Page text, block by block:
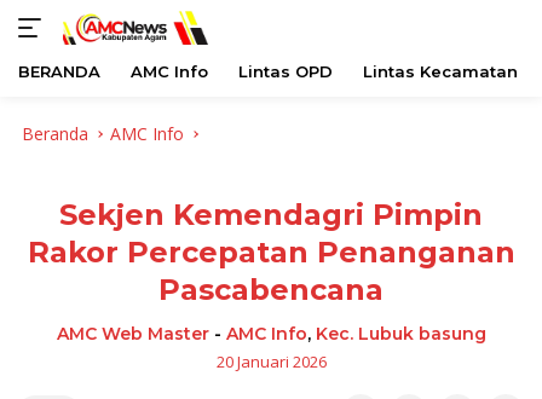
BERANDA AMC Info Lintas OPD Lintas Kecamatan
Beranda AMC Info
Sekjen Kemendagri Pimpin
Rakor Percepatan Penanganan
Pascabencana
AMC Web Master- AMC Info, Kec. Lubuk basung
20 Januari 2026